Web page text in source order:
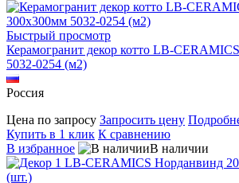
Быстрый просмотр
Керамогранит декор котто LB-
5032-0254 (м2)
Россия
Цена по запросу Запросить цену
Купить в 1 клик К сравнению
В избранное
В наличии